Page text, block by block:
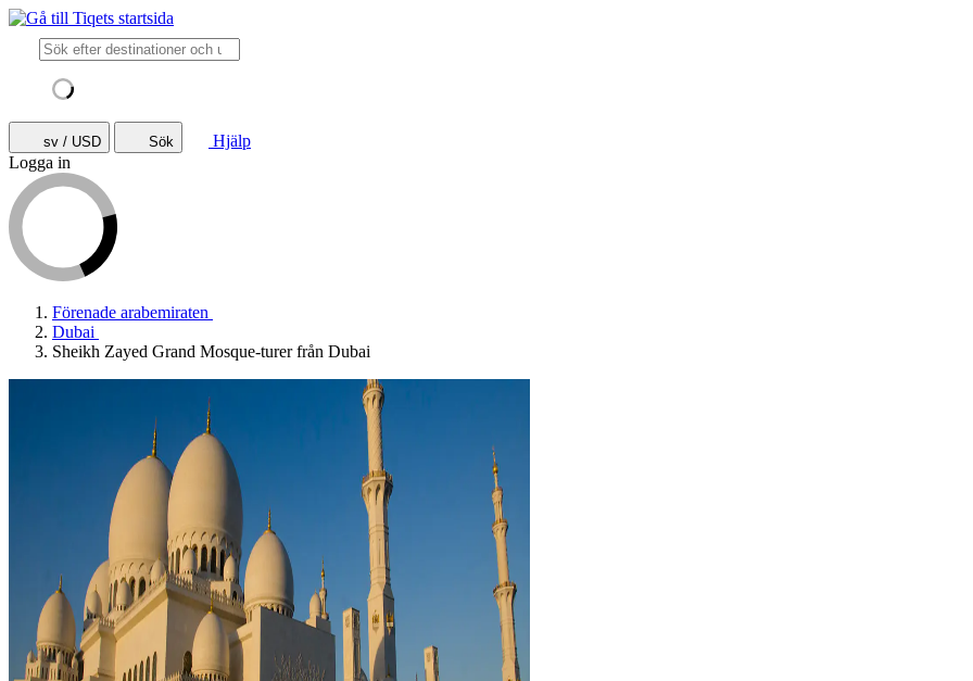
sv / USD Sök
Hjälp
Logga in
Förenade arabemiraten
Dubai
Sheikh Zayed Grand Mosque-turer från Dubai